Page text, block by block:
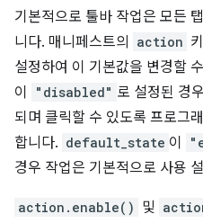
기본적으로 툴바 작업은 모든
니다. 매니페스트의
action
설정하여 이 기본값을 변경할
이 "disabled" 로 설정된 경
되며 클릭할 수 있도록 프로그
합니다. default_state 이
경우 작업은 기본적으로 사용
action.enable() 및